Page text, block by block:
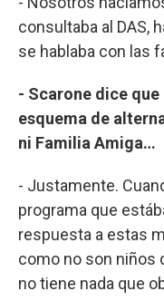
consultaba al DAS,
se hablaba con las
- Scarone dice
esquema de
ni Familia Amiga…
- Justamente.
programa que
respuesta a estas
como no son niños
no tiene nada que